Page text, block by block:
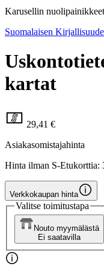
Karusellin nuolipainikkeet
Suomalaisen
kartat
29,41 €
Asiakasomistajahinta
Hinta ilman S-Etukorttia:
Verkkokaupan hinta
Valitse toimitustapa
Nouto myymälästä
Ei saatavilla